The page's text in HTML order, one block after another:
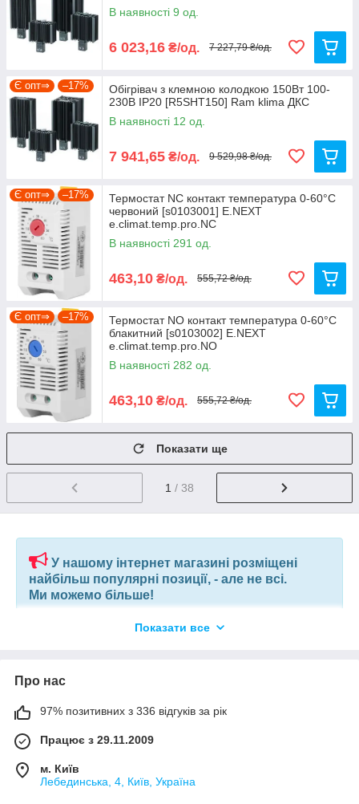
В наявності 9 од.
6 023,16 ₴/од. 7 227,79 ₴/од.
Є опт⇒ –17%
Обігрівач з клемною колодкою 150Вт 100-
230В ІР20 [R5SHT150] Ram klima ДКС
В наявності 12 од.
7 941,65 ₴/од. 9 529,98 ₴/од.
Є опт⇒ –17%
Термостат NC контакт температура 0-60°C
червоний [s0103001] E.NEXT
e.climat.temp.pro.NC
В наявності 291 од.
463,10 ₴/од. 555,72 ₴/од.
Є опт⇒ –17%
Термостат NO контакт температура 0-60°C
блакитний [s0103002] E.NEXT
e.climat.temp.pro.NO
В наявності 282 од.
463,10 ₴/од. 555,72 ₴/од.
Показати ще
1 / 38
У нашому інтернет магазині розміщені
найбільш популярні позиції, - але не всі.
Ми можемо більше!
Якщо ви шукаєте конкретну позицію або заміну товару, який
вашим запитом, або аналоги інших виробників.
+380675038212(VIBER) | pm@elnik.shop
Ми не просто інтернет-магазин, а велика, оптова,
виробничих підприємств.
Показати все
Про нас
97% позитивних з 336 відгуків за рік
Працює з 29.11.2009
м. Київ
Лебединська, 4, Київ, Україна